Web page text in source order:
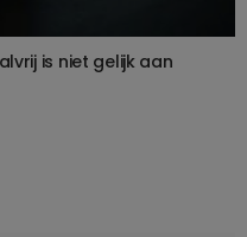
is niet gelijk aan